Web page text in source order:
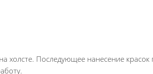
холсте. Последующее нанесение